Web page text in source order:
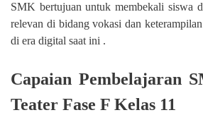
SMK bertujuan untuk membekali siswa
relevan di bidang vokasi dan
di era digital saat ini .
Capaian Pembelajaran
Teater Fase F Kelas 11